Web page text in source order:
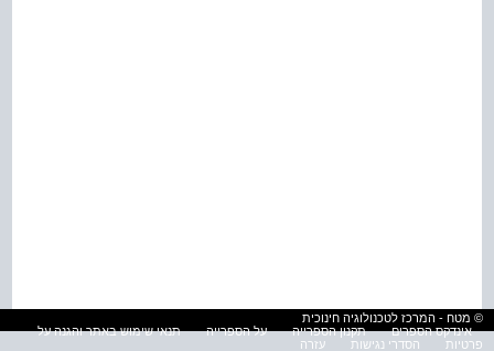
© מטח - המרכז לטכנולוגיה חינוכית
אינדקס הספרים
תקנון הספרייה על הספרייה
תנאי שימוש באתר והגנה על
פרטיות
הסדרי נגישות עזרה